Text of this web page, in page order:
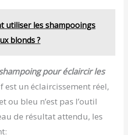
utiliser les shampooings
blonds ?
pour éclaircir les
est un éclaircissement réel,
ou bleu n’est pas l’outil
de résultat attendu, les